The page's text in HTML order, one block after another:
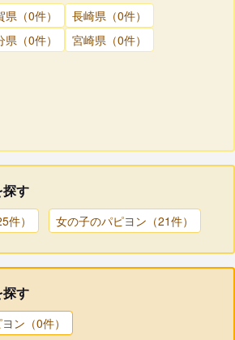
県（0件）
長崎県（0件）
県（0件）
宮崎県（0件）
す
） 女の子のパピヨン（21件）
す
ン（0件）